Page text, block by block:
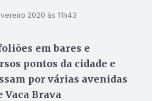
2020 às 11h43
em bares e
pontos da cidade e
por várias avenidas
Vaca Brava